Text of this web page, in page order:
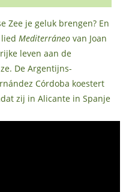
Zee je geluk brengen? En
Mediterráneo van Joan
leven aan de
De Argentijns-
Córdoba koestert
zij in Alicante in Spanje